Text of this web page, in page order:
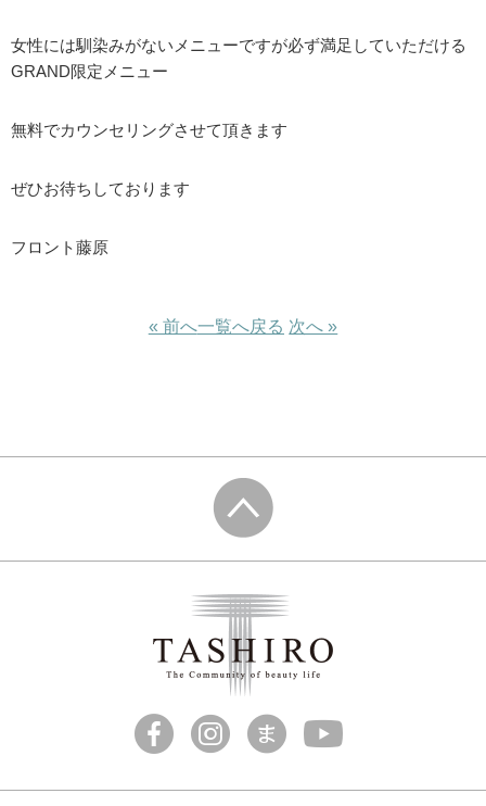
女性には馴染みがないメニューですが必ず満足していただける
GRAND限定メニュー
無料でカウンセリングさせて頂きます
ぜひお待ちしております
フロント藤原
« 前へ一覧へ戻る 次へ »